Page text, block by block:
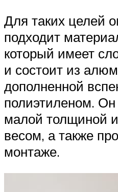
Для таких целей
подходит
который имеет
и состоит из
дополненной
полиэтиленом. Он
малой толщиной
весом, а также
монтаже.